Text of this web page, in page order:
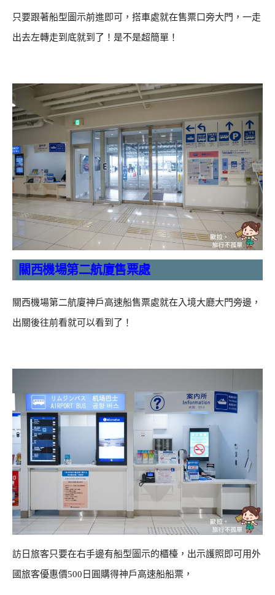
只要跟著船型圖示前進即可，搭車處就在售票口旁大門，一走
出去左轉走到底就到了！是不是超簡單！
關西機場第二航廈售票處
關西機場第二航廈神戶高速船售票處就在入境大廳大門旁邊，
出關後往前看就可以看到了！
訪日旅客只要在右手邊有船型圖示的櫃檯，出示護照即可用外
國旅客優惠價500日圓購得神戶高速船船票，